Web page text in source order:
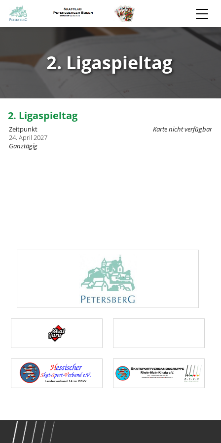
2. Ligaspieltag
2. Ligaspieltag
Karte nicht verfügbar
Zeitpunkt
24. April 2027
Ganztägig